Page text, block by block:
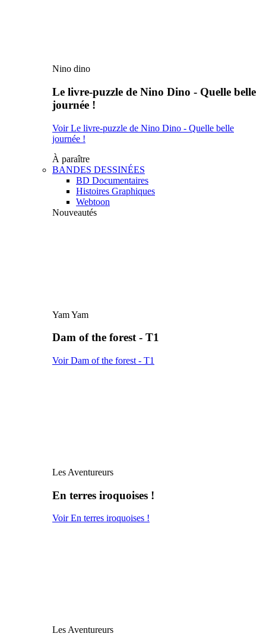
Nino dino
Le livre-puzzle de Nino Dino - Quelle belle
journée !
Voir Le livre-puzzle de Nino Dino - Quelle belle
journée !
À paraître
BANDES DESSINÉES
BD Documentaires
Histoires Graphiques
Webtoon
Nouveautés
Yam Yam
Dam of the forest - T1
Voir Dam of the forest - T1
Les Aventureurs
En terres iroquoises !
Voir En terres iroquoises !
Les Aventureurs